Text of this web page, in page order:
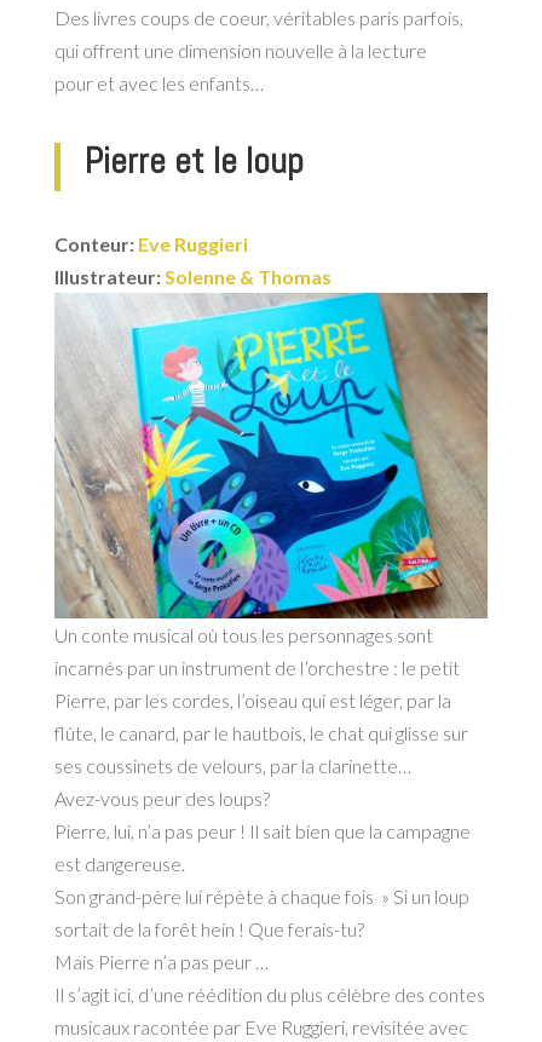
Des livres coups de coeur, véritables paris parfois,
qui offrent une dimension nouvelle à la lecture
pour et avec les enfants…
Pierre et le loup
Conteur: Eve Ruggieri
Illustrateur: Solenne & Thomas
Un conte musical où tous les personnages sont
incarnés par un instrument de l’orchestre : le petit
Pierre, par les cordes, l’oiseau qui est léger, par la
flûte, le canard, par le hautbois, le chat qui glisse sur
ses coussinets de velours, par la clarinette…
Avez-vous peur des loups?
Pierre, lui, n’a pas peur ! Il sait bien que la campagne
est dangereuse.
Son grand-père lui répète à chaque fois » Si un loup
sortait de la forêt hein ! Que ferais-tu?
Mais Pierre n’a pas peur …
Il s’agit ici, d’une réédition du plus célèbre des contes
musicaux racontée par Eve Ruggieri, revisitée avec